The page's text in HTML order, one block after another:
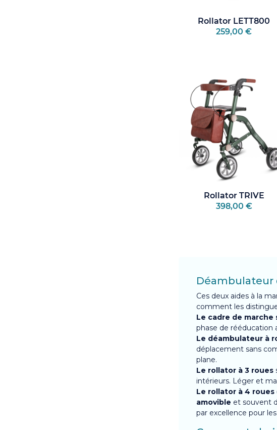
Rollator LETT800
259,00 €
Rollator TRIVE
398,00 €
Déambulateur
Ces deux aides à la
comment les
Le cadre de marche
phase de rééducation
Le déambulateur à
déplacement sans
plane.
Le rollator à 3 roues
intérieurs. Léger et
Le rollator à 4 roues
amovible et souvent
par excellence pour